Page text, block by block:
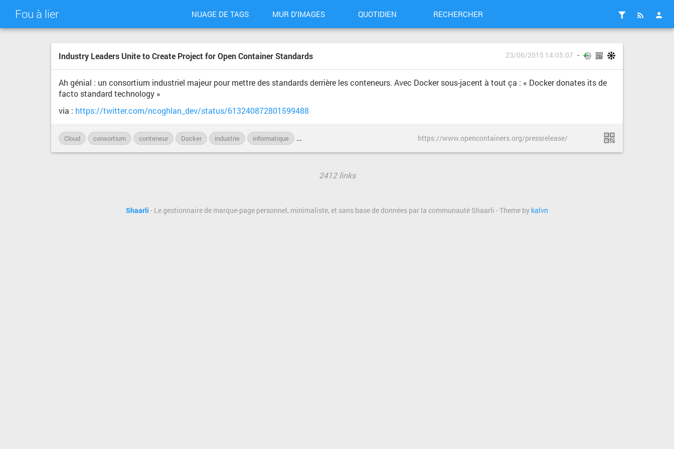
Fou à lier NUAGE DE TAGS MUR D'IMAGES QUOTIDIEN RECHERCHER
Industry Leaders Unite to Create Project for Open Container Standards 23/06/2015 14:05:07
Ah génial : un consortium industriel majeur pour mettre des standards derrière les conteneurs. Avec Docker sous-jacent à tout ça : « Docker donates its de
facto standard technology »
via : https://twitter.com/ncoghlan_dev/status/613240872801599488
Cloud consortium conteneur Docker industrie informatique standardisation
https://www.opencontainers.org/pressrelease/
2412 links
Shaarli - Le gestionnaire de marque-page personnel, minimaliste, et sans base de données par la communauté Shaarli - Theme by kalvn